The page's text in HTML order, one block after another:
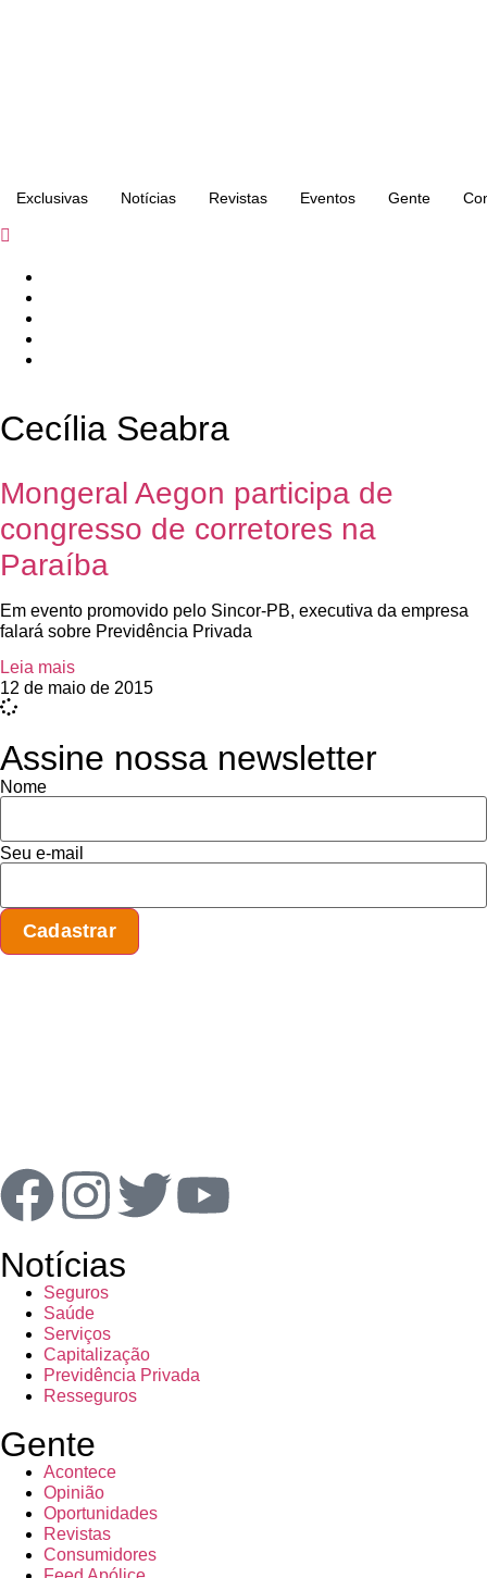
Exclusivas Notícias Revistas Eventos Gente
Cecília Seabra
Mongeral Aegon participa de
congresso de corretores na
Paraíba
Em evento promovido pelo Sincor-PB, executiva da empresa
falará sobre Previdência Privada
Leia mais
12 de maio de 2015
Assine nossa newsletter
Nome
Seu e-mail
Notícias
Seguros
Saúde
Serviços
Capitalização
Previdência Privada
Resseguros
Gente
Acontece
Opinião
Oportunidades
Revistas
Consumidores